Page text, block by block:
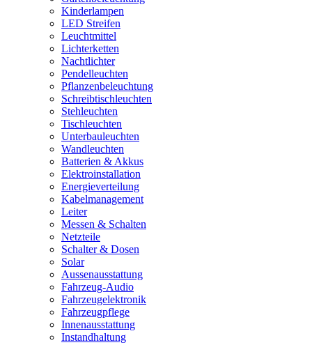
Kinderlampen
LED Streifen
Leuchtmittel
Lichterketten
Nachtlichter
Pendelleuchten
Pflanzenbeleuchtung
Schreibtischleuchten
Stehleuchten
Tischleuchten
Unterbauleuchten
Wandleuchten
Batterien & Akkus
Elektroinstallation
Energieverteilung
Kabelmanagement
Leiter
Messen & Schalten
Netzteile
Schalter & Dosen
Solar
Aussenausstattung
Fahrzeug-Audio
Fahrzeugelektronik
Fahrzeugpflege
Innenausstattung
Instandhaltung